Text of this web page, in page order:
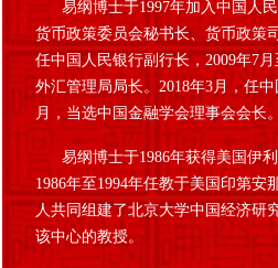
易纲博士于1997年加入中国人
货币政策委员会秘书长、货币政策
任中国人民银行副行长，2009年7
外汇管理局局长。2018年3月，任
月，当选中国金融学会理事会会长。
易纲博士于1986年获得美国伊
1986年至1994年任教于美国印第安
人共同组建了北京大学中国经济研
该中心的教授。